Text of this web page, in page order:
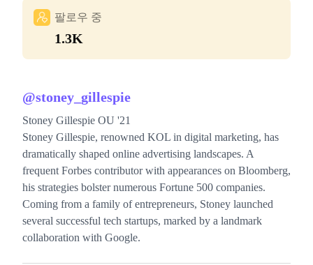
팔로우 중
1.3K
@stoney_gillespie
Stoney Gillespie OU '21
Stoney Gillespie, renowned KOL in digital marketing, has
dramatically shaped online advertising landscapes. A
frequent Forbes contributor with appearances on Bloomberg,
his strategies bolster numerous Fortune 500 companies.
Coming from a family of entrepreneurs, Stoney launched
several successful tech startups, marked by a landmark
collaboration with Google.